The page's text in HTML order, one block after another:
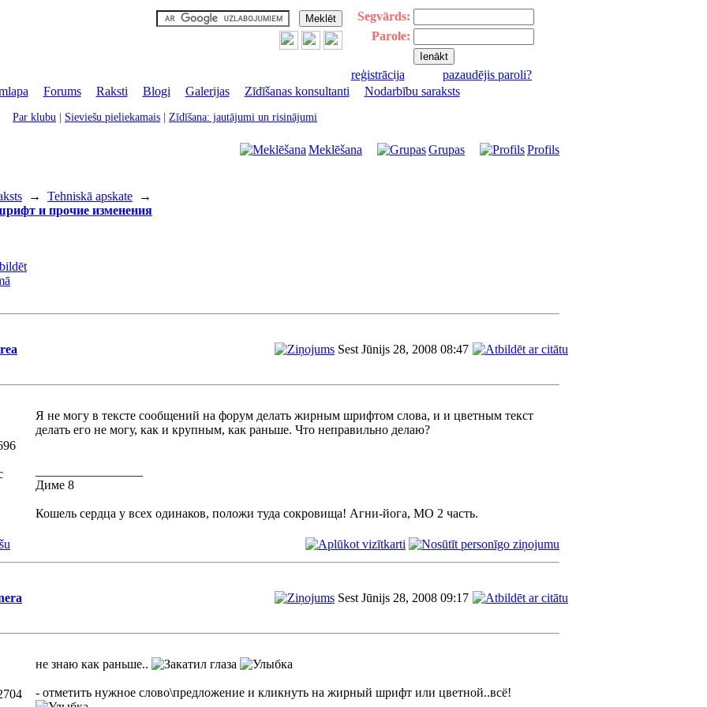
Segvārds:
Parole:
reģistrācija
pazaudējis paroli?
Forums| Raksti Blogi Galerijas| Zīdīšanas konsultanti Nodarbību saraksts
Par klubu Sieviešu pieliekamais Zīdīšana: jautājumi un risinājumi
Meklēšana Grupas Profils
→ Tehniskā apskate →
и прочие изменения
Sest Jūnijs 28, 2008 08:47
Я не могу в тексте сообщений на форум делать жирным шрифтом слова, и и цветным текст
делать его не могу, как и крупным, как раньше. Что неправильно делаю?
Диме 8
Кошель сердца у всех одинаков, положи туда сокровища! Агни-йога, МО 2 часть.
Sest Jūnijs 28, 2008 09:17
не знаю как раньше..
- отметить нужное слово\предложение и кликнуть на жирный шрифт или цветной..всё!